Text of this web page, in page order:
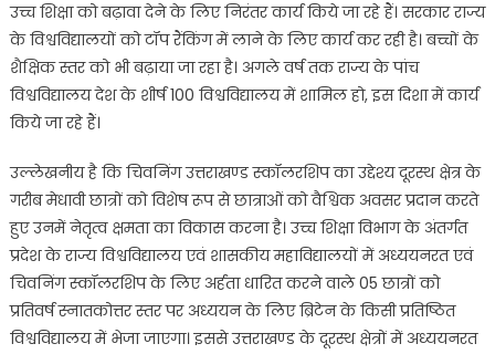
उच्च शिक्षा को बढ़ावा देने के लिए निरंतर कार्य किये जा रहे हैं। सरकार राज्य
के विश्वविद्यालयों को टॉप रैंकिंग में लाने के लिए कार्य कर रही है। बच्चों के
शैक्षिक स्तर को भी बढ़ाया जा रहा है। अगले वर्ष तक राज्य के पांच
विश्वविद्यालय देश के शीर्ष 100 विश्वविद्यालय में शामिल हो, इस दिशा में कार्य
किये जा रहे हैं।
उल्लेखनीय है कि चिवनिंग उत्तराखण्ड स्कॉलरशिप का उद्देश्य दूरस्थ क्षेत्र के
गरीब मेधावी छात्रों को विशेष रूप से छात्राओं को वैश्विक अवसर प्रदान करते
हुए उनमें नेतृत्व क्षमता का विकास करना है। उच्च शिक्षा विभाग के अंतर्गत
प्रदेश के राज्य विश्वविद्यालय एवं शासकीय महाविद्यालयों में अध्ययनरत एवं
चिवनिंग स्कॉलरशिप के लिए अर्हता धारित करने वाले 05 छात्रों को
प्रतिवर्ष स्नातकोत्तर स्तर पर अध्ययन के लिए ब्रिटेन के किसी प्रतिष्ठित
विश्वविद्यालय में भेजा जाएगा। इससे उत्तराखण्ड के दूरस्थ क्षेत्रों में अध्ययनरत